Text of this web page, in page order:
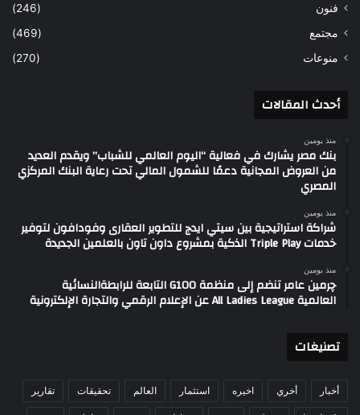
فنون
(246)
مجتمع
(469)
منوعات
(270)
أحدث المقالات
منذ يومين
بنك مصر يشارك في فعالية “اليوم العالمي للشباب” ويقدم العديد
من العروض المجانية دعمًا للشمول المالي تحت رعاية البنك المركزي
المصري
منذ يومين
شراكة استراتيجية بين سيتي ايدج للتطوير العقارى وفودافون لتوفير
خدمات Triple Play الذكية بمشروع داون تاون بالعلمين الجديدة
منذ يومين
چرمين عامر تنضم إلى منظمة G100 التابعة للرابطةالنسائية
العالمية All Ladies League عن الإعلام الرقمي والتجارة الإلكترونية
تصنيغات
أخبار أخري اخيره استثمار العالم تحقيقات تقارير